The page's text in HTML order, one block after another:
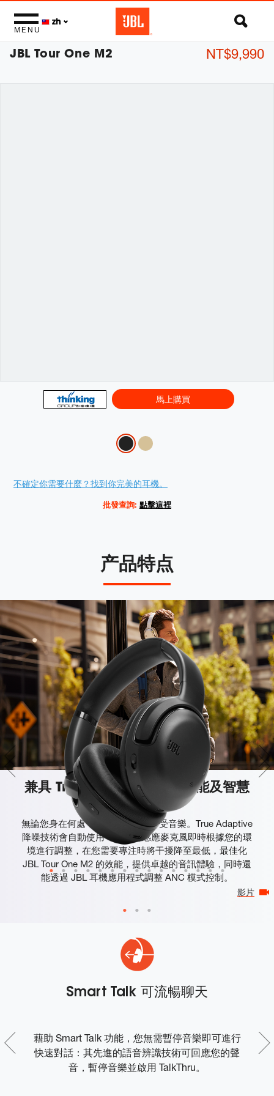
MENU
zh
JBL Tour One M2 NT$9,990
馬上購買
Promotions
不確定你需要什麼？找到你完美的耳機。
批發查詢: 點擊這裡
影片
产品特点
兼具 True Adaptive 降噪功能及智慧
環境
無論您身在何處，都能在生活中享受音樂。True Adaptive
降噪技術會自動使用 4 個噪聲感應麥克風即時根據您的環
境進行調整，在您需要專注時將干擾降至最低，最佳化
JBL Tour One M2 的效能，提供卓越的音訊體驗，同時還
能透過 JBL 耳機應用程式調整 ANC 模式控制。
Smart Talk 可流暢聊天
藉助 Smart Talk 功能，您無需暫停音樂即可進行
快速對話：其先進的語音辨識技術可回應您的聲
音，暫停音樂並啟用 TalkThru。